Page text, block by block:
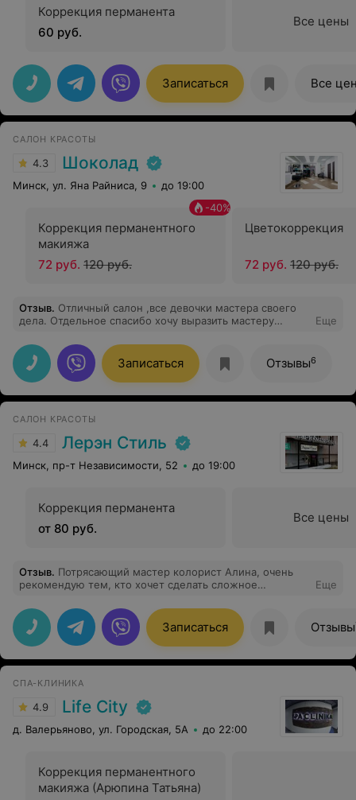
Коррекция перманента
60 руб.
Все цены
Записаться Все
САЛОН КРАСОТЫ
4.3 Шоколад
Минск, ул. Яна Райниса, 9 до 19:00
Коррекция перманентного
макияжа
-40%
72 руб. 120 руб.
Цветокоррекция
72 руб. 120 руб.
Отзыв. Отличный салон ,все девочки мастера своего
дела. Отдельное спасибо хочу выразить мастеру
довольна все получилось как я хотела
Еще
Записаться Отзывы6
САЛОН КРАСОТЫ
4.4 Лерэн Стиль
Минск, пр-т Независимости, 52 до 19:00
Коррекция перманента
от 80 руб.
Все цены
Отзыв. Потрясающий мастер колорист Алина, очень
рекомендую тем, кто хочет сделать сложное
теперь абсолютно уверена, что нашла своего мастера.
Очень внимательная и приятная девушка, выслушала
мои пожелания, предложила свой вариант
окрашивания с учетом состояния волос и рассказала о
домашнем уходе. Окрашивание получилось даже
преображение и салону за приятное и качественное
обслуживание)
Еще
Записаться Отзывы
СПА-КЛИНИКА
4.9 Life City
д. Валерьяново, ул. Городская, 5А до 22:00
Коррекция перманентного
макияжа (Арюпина Татьяна)